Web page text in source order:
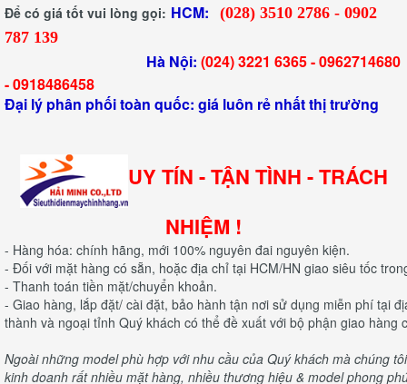
Để có giá tốt vui lòng gọi: HCM:
(028) 3510 2786 - 0902
787 139
Hà Nội: (024) 3221 6365 -0962714680
-0918486458
Đại lý phân phối toàn quốc: giá luôn rẻ nhất thị trường
UY TÍN - TẬN TÌNH - TRÁCH
NHIỆM !
- Hàng hóa: chính hãng, mới 100% nguyên đai nguyên kiện.
- Đối với mặt hàng có sẵn, hoặc địa chỉ tại HCM/HN giao siêu tốc
- Thanh toán tiền mặt/chuyển khoản.
- Giao hàng, lắp đặt/ cài đặt, bảo hành tận nơi sử dụng miễn phí tại
thành và ngoại tỉnh Quý khách có thể đề xuất với bộ phận giao hàng
Ngoài những model phù hợp với nhu cầu của Quý khách mà chúng
kinh doanh rất nhiều mặt hàng, nhiều thương hiệu & model phong